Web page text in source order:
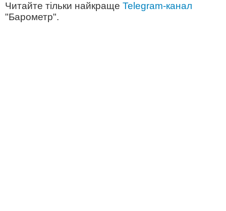
Читайте тільки найкраще Telegram-канал
"Барометр".